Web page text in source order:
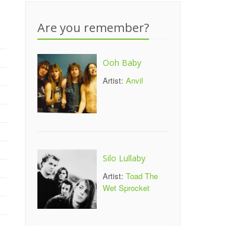
Are you remember?
Ooh Baby
Artist: Anvil
Silo Lullaby
Artist: Toad The
Wet Sprocket